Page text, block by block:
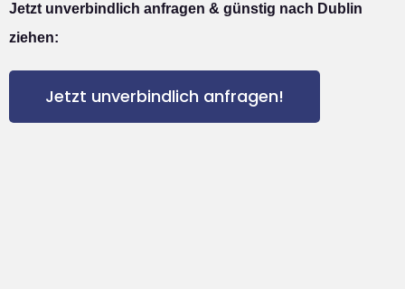
Jetzt unverbindlich anfragen & günstig nach Dublin
ziehen:
Jetzt unverbindlich anfragen!